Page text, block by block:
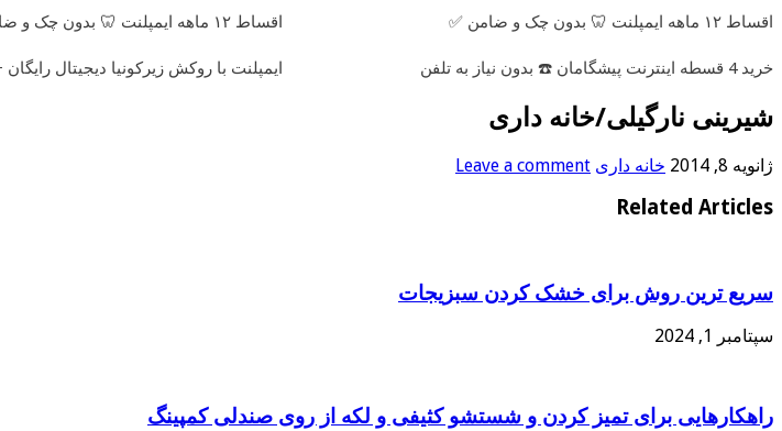
اقساط ۱۲ ماهه ایمپلنت 🦷 بدون چک و ضامن ✅ اقساط ۱۲ ماهه ایمپلنت 🦷 بدون چک و ضامن؛ همین امروز اقدام کن ✅
خرید 4 قسطه اینترنت پیشگامان ☎️ بدون نیاز به تلفن ایمپلنت با روکش زیرکونیا دیجیتال
شیرینی نارگیلی/خانه داری
ژانویه 8, 2014 خانه داری Leave a comment
Related Articles
سریع ترین روش برای خشک کردن سبزیجات
سپتامبر 1, 2024
راهکارهایی برای تمیز کردن و شستشو کثیفی و لکه از روی صندلی کمپینگ